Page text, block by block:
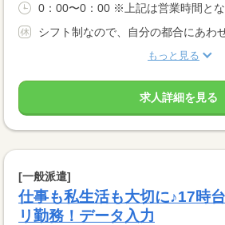
0：00〜0：00 ※上記は営業時間とな
シフト制なので、自分の都合にあわ
もっと見る
求人詳細を見る
[一般派遣]
仕事も私生活も大切に♪17時
リ勤務！データ入力